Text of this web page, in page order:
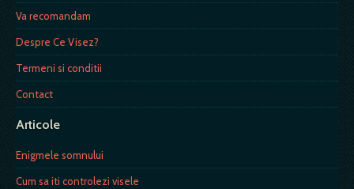
Va recomandam
Despre Ce Visez?
Termeni si conditii
Contact
Articole
Enigmele somnului
Cum sa iti controlezi visele